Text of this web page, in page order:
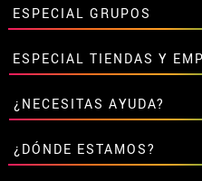
• Horario tienda IBI
•Descuento estudiantes
• Sobre nosotros
• Condiciones de venta
• Aviso legal yPrivacidad
• Atencion al cliente
• Uso de Cookies
•Configuración de cookies
ESPECIAL GRUPOS
Descuentos especiales para
Contáctanos aquí
ESPECIAL TIENDAS Y
Descuentos exclusivos para
Contáctanos aquí
¿NECESITAS AYUDA?
Aún no he hecho mi pedido
Ya he realizado mi pedido
¿DÓNDE ESTAMOS?